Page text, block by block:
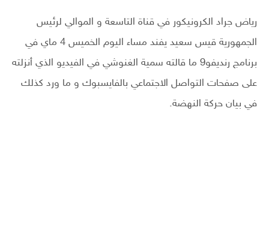
رياض جراد الكرونيكور في قناة التاسعة و الموالي لرئيس
الجمهورية قيس سعيد يفند مساء اليوم الخميس 4 ماي في
برنامج رنديفو9 ما قالته سمية الغنوشي في الفيديو الذي أنزلته
على صفحات التواصل الاجتماعي بالفايسبوك و ما ورد كذلك
في بيان حركة النهضة.